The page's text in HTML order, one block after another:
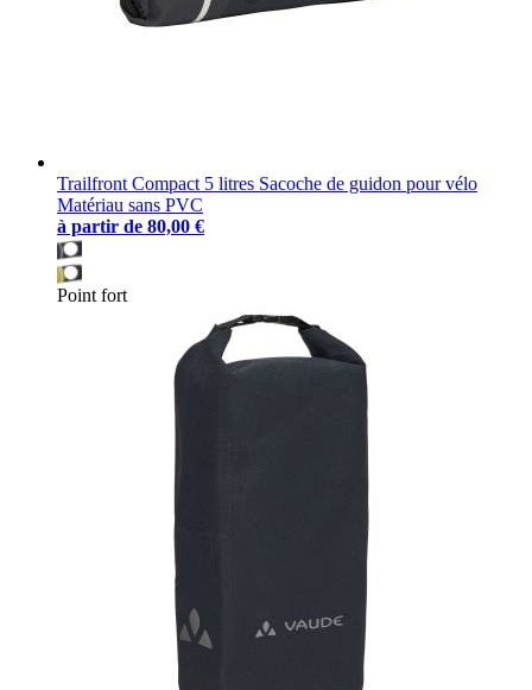
Trailfront Compact 5 litres Sacoche de guidon pour vélo
Matériau sans PVC
à partir de 80,00 €
Point fort